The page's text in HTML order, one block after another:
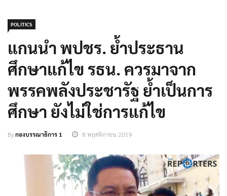
POLITICS
แกนนำ พปชร. ย้ำประธาน
ศึกษาแก้ไข รธน. ควรมาจาก
พรรคพลังประชารัฐ ย้ำเป็นการ
ศึกษา ยังไม่ใช่การแก้ไข
Byกองบรรณาธิการ 1 8 พฤศจิกายน 2019